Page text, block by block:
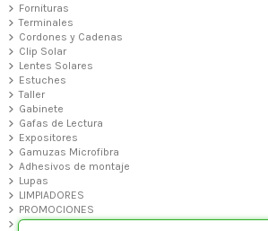
Fornituras
Terminales
Cordones y Cadenas
Clip Solar
Lentes Solares
Estuches
Taller
Gabinete
Gafas de Lectura
Expositores
Gamuzas Microfibra
Adhesivos de montaje
Lupas
LIMPIADORES
PROMOCIONES
PREMONTADAS GALP